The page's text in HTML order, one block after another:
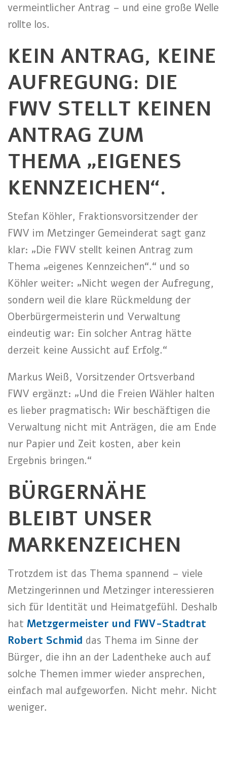
vermeintlicher Antrag – und eine große Welle
rollte los.
KEIN ANTRAG, KEINE
AUFREGUNG: DIE
FWV STELLT KEINEN
ANTRAG ZUM
THEMA „EIGENES
KENNZEICHEN“.
Stefan Köhler, Fraktionsvorsitzender der
FWV im Metzinger Gemeinderat sagt ganz
klar: „Die FWV stellt keinen Antrag zum
Thema „eigenes Kennzeichen“.“ und so
Köhler weiter: „Nicht wegen der Aufregung,
sondern weil die klare Rückmeldung der
Oberbürgermeisterin und Verwaltung
eindeutig war: Ein solcher Antrag hätte
derzeit keine Aussicht auf Erfolg.“
Markus Weiß, Vorsitzender Ortsverband
FWV ergänzt: „Und die Freien Wähler halten
es lieber pragmatisch: Wir beschäftigen die
Verwaltung nicht mit Anträgen, die am Ende
nur Papier und Zeit kosten, aber kein
Ergebnis bringen.“
BÜRGERNÄHE
BLEIBT UNSER
MARKENZEICHEN
Trotzdem ist das Thema spannend – viele
Metzingerinnen und Metzinger interessieren
sich für Identität und Heimatgefühl. Deshalb
hat Metzgermeister und FWV-Stadtrat
Robert Schmid das Thema im Sinne der
Bürger, die ihn an der Ladentheke auch auf
solche Themen immer wieder ansprechen,
einfach mal aufgeworfen. Nicht mehr. Nicht
weniger.